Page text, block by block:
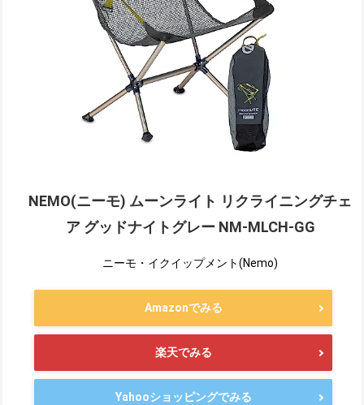
NEMO(ニーモ) ムーンライト リクライニングチェ
ア グッドナイトグレー NM-MLCH-GG
ニーモ・イクイップメント(Nemo)
Amazonでみる
楽天でみる
Yahooショッピングでみる